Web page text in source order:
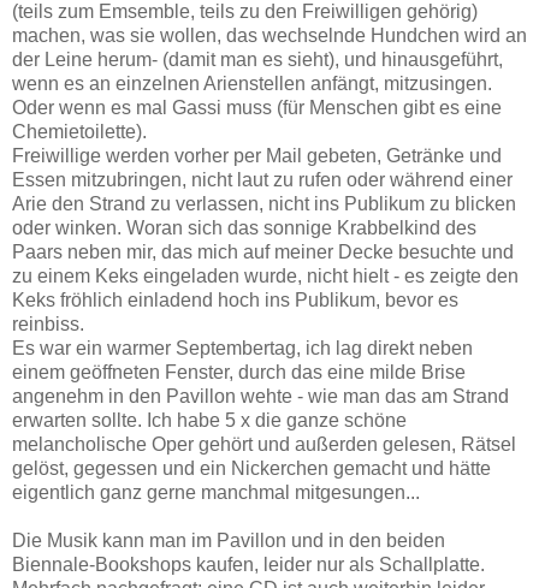
(teils zum Emsemble, teils zu den Freiwilligen gehörig)
machen, was sie wollen, das wechselnde Hundchen wird an
der Leine herum- (damit man es sieht), und hinausgeführt,
wenn es an einzelnen Arienstellen anfängt, mitzusingen.
Oder wenn es mal Gassi muss (für Menschen gibt es eine
Chemietoilette).
Freiwillige werden vorher per Mail gebeten, Getränke und
Essen mitzubringen, nicht laut zu rufen oder während einer
Arie den Strand zu verlassen, nicht ins Publikum zu blicken
oder winken. Woran sich das sonnige Krabbelkind des
Paars neben mir, das mich auf meiner Decke besuchte und
zu einem Keks eingeladen wurde, nicht hielt - es zeigte den
Keks fröhlich einladend hoch ins Publikum, bevor es
reinbiss.
Es war ein warmer Septembertag, ich lag direkt neben
einem geöffneten Fenster, durch das eine milde Brise
angenehm in den Pavillon wehte - wie man das am Strand
erwarten sollte. Ich habe 5 x die ganze schöne
melancholische Oper gehört und außerden gelesen, Rätsel
gelöst, gegessen und ein Nickerchen gemacht und hätte
eigentlich ganz gerne manchmal mitgesungen...
Die Musik kann man im Pavillon und in den beiden
Biennale-Bookshops kaufen, leider nur als Schallplatte.